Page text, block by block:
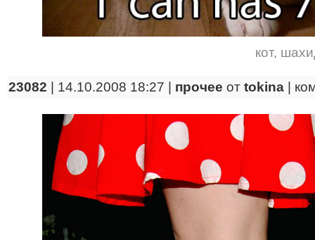
кот,
23082 | 14.10.2008 18:27 | прочее от tokina